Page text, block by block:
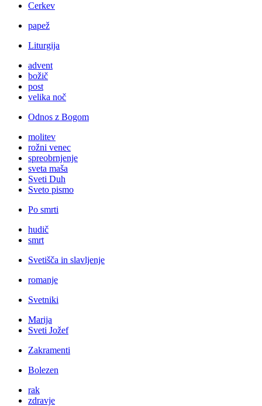
Cerkev
papež
Liturgija
advent
božič
post
velika noč
Odnos z Bogom
molitev
rožni venec
spreobrnjenje
sveta maša
Sveti Duh
Sveto pismo
Po smrti
hudič
smrt
Svetišča in slavljenje
romanje
Svetniki
Marija
Sveti Jožef
Zakramenti
Bolezen
rak
zdravje